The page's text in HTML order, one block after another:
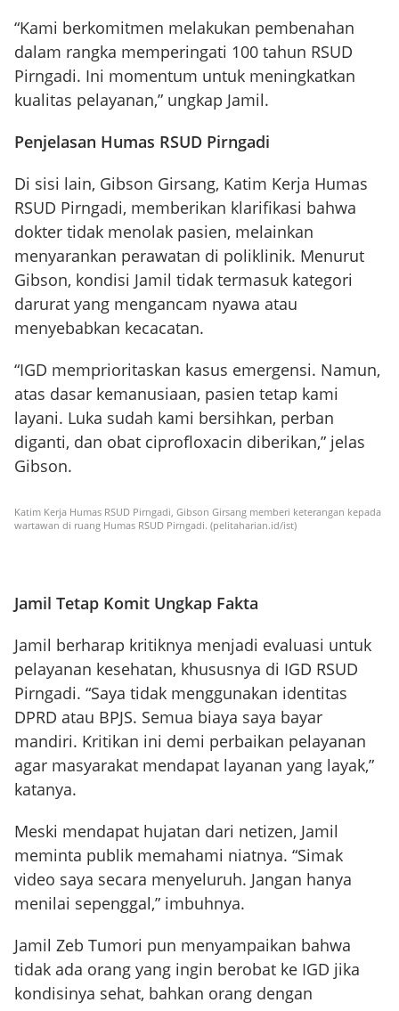
“Kami berkomitmen melakukan pembenahan
dalam rangka memperingati 100 tahun RSUD
Pirngadi. Ini momentum untuk meningkatkan
kualitas pelayanan,” ungkap Jamil.
Penjelasan Humas RSUD Pirngadi
Di sisi lain, Gibson Girsang, Katim Kerja Humas
RSUD Pirngadi, memberikan klarifikasi bahwa
dokter tidak menolak pasien, melainkan
menyarankan perawatan di poliklinik. Menurut
Gibson, kondisi Jamil tidak termasuk kategori
darurat yang mengancam nyawa atau
menyebabkan kecacatan.
“IGD memprioritaskan kasus emergensi. Namun,
atas dasar kemanusiaan, pasien tetap kami
layani. Luka sudah kami bersihkan, perban
diganti, dan obat ciprofloxacin diberikan,” jelas
Gibson.
Katim Kerja Humas RSUD Pirngadi, Gibson Girsang memberi keterangan kepada
wartawan di ruang Humas RSUD Pirngadi. (pelitaharian.id/ist)
Jamil Tetap Komit Ungkap Fakta
Jamil berharap kritiknya menjadi evaluasi untuk
pelayanan kesehatan, khususnya di IGD RSUD
Pirngadi. “Saya tidak menggunakan identitas
DPRD atau BPJS. Semua biaya saya bayar
mandiri. Kritikan ini demi perbaikan pelayanan
agar masyarakat mendapat layanan yang layak,”
katanya.
Meski mendapat hujatan dari netizen, Jamil
meminta publik memahami niatnya. “Simak
video saya secara menyeluruh. Jangan hanya
menilai sepenggal,” imbuhnya.
Jamil Zeb Tumori pun menyampaikan bahwa
tidak ada orang yang ingin berobat ke IGD jika
kondisinya sehat, bahkan orang dengan